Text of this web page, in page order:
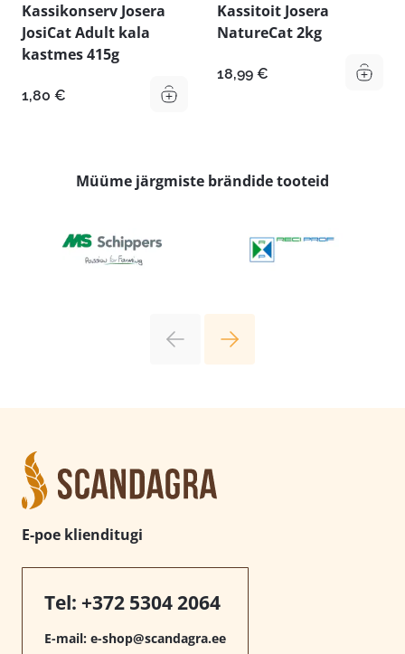
Kassikonserv Josera
JosiCat Adult kala
kastmes 415g
1,80 €
Kassitoit Josera
NatureCat 2kg
18,99 €
Müüme järgmiste brändide tooteid
E-poe klienditugi
Tel: +372 5304 2064
E-mail: e-shop@scandagra.ee